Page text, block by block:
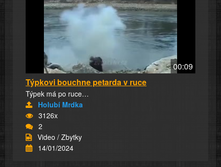
00:09
Týpkovi bouchne petarda v ruce
Týpek má po ruce…
Holubí Mrdka
3126x
2
Video / Zbytky
14/01/2024